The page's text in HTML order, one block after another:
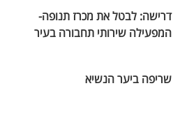
דרישה: לבטל את מכרז תנופה-
המפעילה שירותי תחבורה בעיר
שריפה ביער הנשיא